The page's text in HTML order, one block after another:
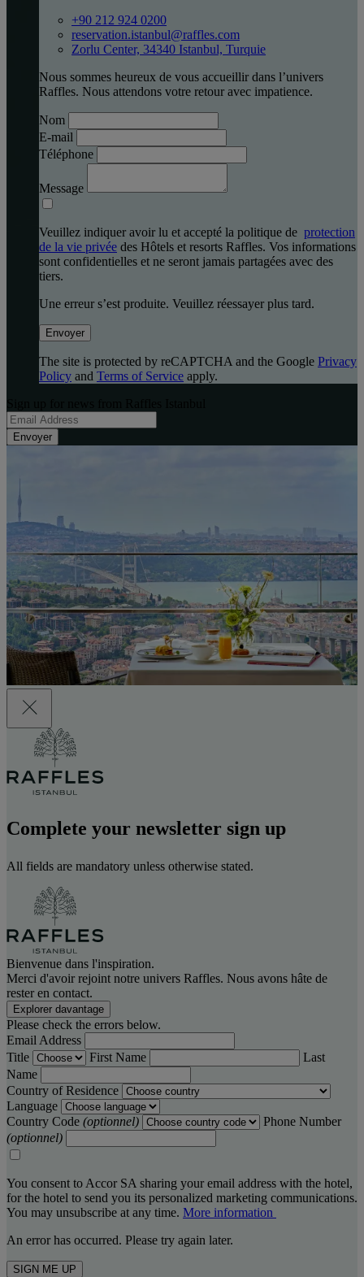
+90 212 924 0200
reservation.istanbul@raffles.com
Zorlu Center, 34340 Istanbul, Turquie
Nous sommes heureux de vous accueillir dans l’univers
Raffles. Nous attendons votre retour avec impatience.
Nom
E-mail
Téléphone
Message
Veuillez indiquer avoir lu et accepté la politique de protection
de la vie privée des Hôtels et resorts Raffles. Vos informations
sont confidentielles et ne seront jamais partagées avec des
tiers.
Une erreur s’est produite. Veuillez réessayer plus tard.
Envoyer
The site is protected by reCAPTCHA and the Google Privacy
Policy and Terms of Service apply.
Envoyer
Complete your newsletter sign up
All fields are mandatory unless otherwise stated.
Bienvenue dans l'inspiration.
Merci d'avoir rejoint notre univers Raffles. Nous avons hâte de
rester en contact.
Explorer davantage
Please check the errors below.
Email Address
Title
First Name
Last
Name
Country of Residence
Language
Country Code (optionnel)
Phone Number
(optionnel)
You consent to Accor SA sharing your email address with the hotel,
for the hotel to send you its personalized marketing communications.
You may unsubscribe at any time. More information
An error has occurred. Please try again later.
SIGN ME UP